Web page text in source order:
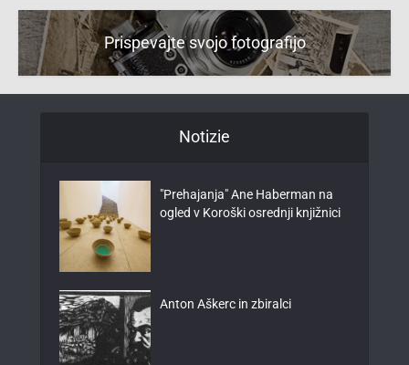
Prispevajte svojo fotografijo
Notizie
"Prehajanja" Ane Haberman na
ogled v Koroški osrednji knjižnici
Anton Aškerc in zbiralci